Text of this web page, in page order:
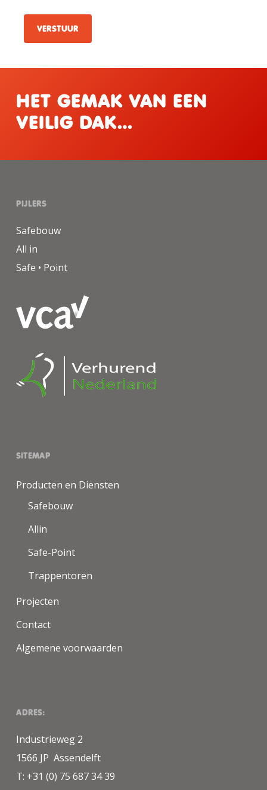
HET GEMAK VAN EEN
VEILIG DAK…
PIJLERS
Safebouw
All in
Safe • Point
SITEMAP
Producten en Diensten
Safebouw
Allin
Safe-Point
Trappentoren
Projecten
Contact
Algemene voorwaarden
ADRES:
Industrieweg 2
1566 JP Assendelft
T: +31 (0) 75 687 34 39